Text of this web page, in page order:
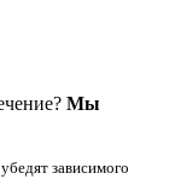
Мы
зависимого